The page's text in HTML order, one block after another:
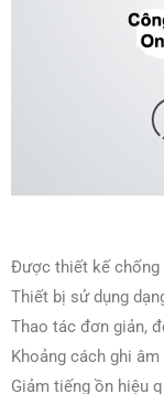
Được thiết kế chống
Thiết bị sử dụng
Thao tác đơn giản,
Khoảng cách ghi
Giảm tiếng ồn hiệu